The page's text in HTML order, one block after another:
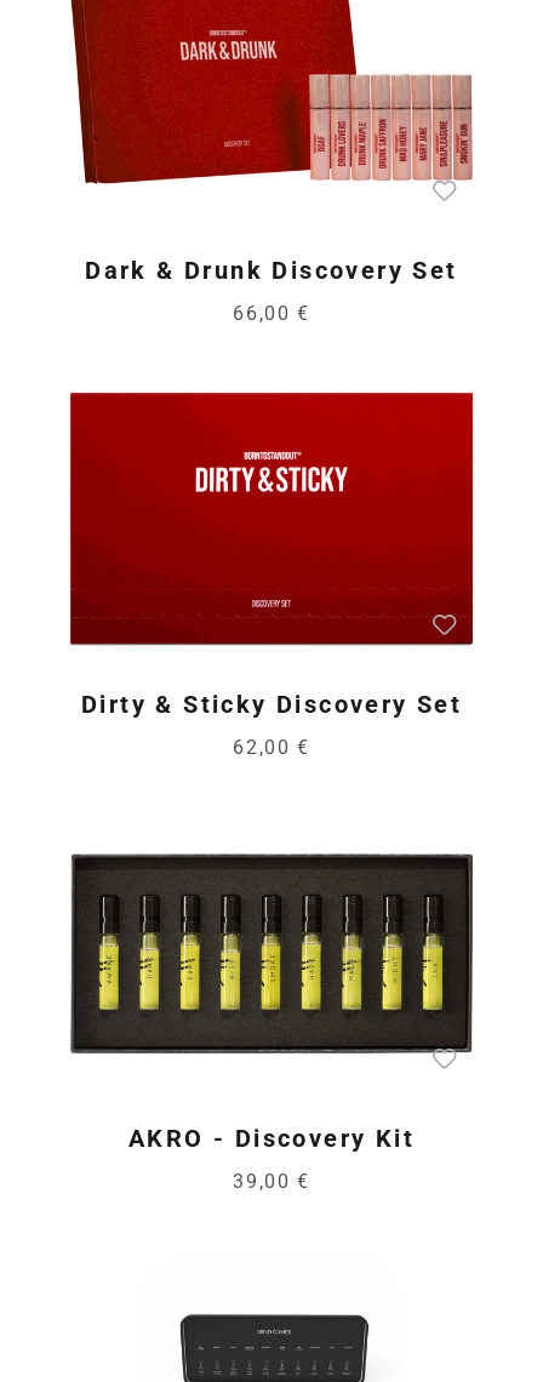
Dark & Drunk Discovery Set
66,00 €
Dirty & Sticky Discovery Set
62,00 €
AKRO - Discovery Kit
39,00 €